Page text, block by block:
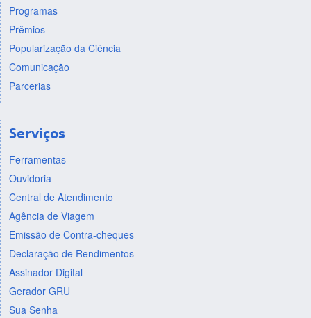
Programas
Prêmios
Popularização da Ciência
Comunicação
Parcerias
Serviços
Ferramentas
Ouvidoria
Central de Atendimento
Agência de Viagem
Emissão de Contra-cheques
Declaração de Rendimentos
Assinador Digital
Gerador GRU
Sua Senha